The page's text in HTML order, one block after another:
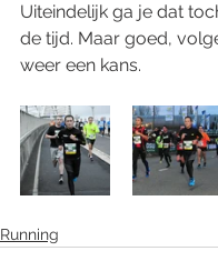
Uiteindelijk ga je dat
de tijd. Maar goed,
weer een kans.
Running